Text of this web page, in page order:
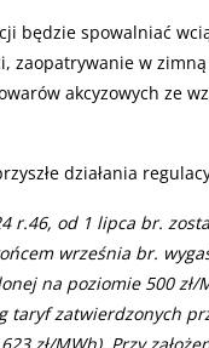
będzie spowalniać
zaopatrywanie w
akcyzowych ze
działania
r.46, od 1 lipca br.
września br.
na poziomie 500 zł/
taryf zatwierdzonych